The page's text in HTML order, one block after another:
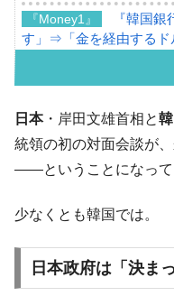
『Money1』
『韓国
す」⇒「金を経由するド
ル」まで拡大 ⇒ 海外資
『Money1』
韓国･帰
い「50.5％」に上昇
『Money1』
韓国大統
断
動」
『Money1』
中国だけ
日本・岸田文雄首相と
統領の初の対面会談が
――ということになって
少なくとも韓国では。
日本政府は「決ま